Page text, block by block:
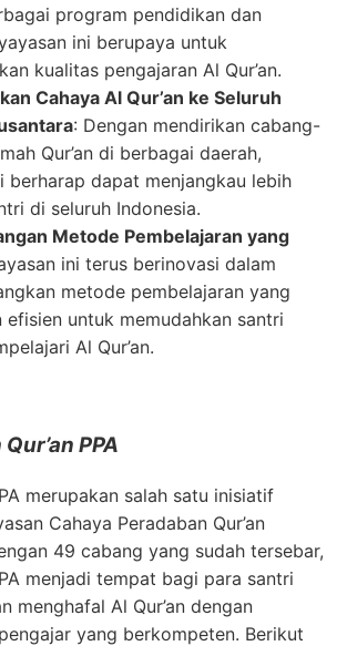
program pendidikan dan
ini berupaya untuk
kualitas pengajaran Al Qur’an.
Cahaya Al Qur’an ke Seluruh
: Dengan mendirikan cabang-
Qur’an di berbagai daerah,
berharap dapat menjangkau lebih
di seluruh Indonesia.
Metode Pembelajaran yang
ini terus berinovasi dalam
metode pembelajaran yang
untuk memudahkan santri
Al Qur’an.
PPA
merupakan salah satu inisiatif
Cahaya Peradaban Qur’an
49 cabang yang sudah tersebar,
menjadi tempat bagi para santri
menghafal Al Qur’an dengan
yang berkompeten. Berikut